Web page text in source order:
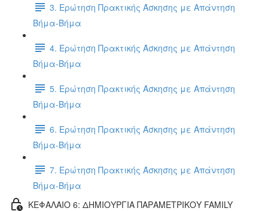
3. Ερώτηση Πρακτικής Άσκησης με Απάντηση
Βήμα-Βήμα
4. Ερώτηση Πρακτικής Άσκησης με Απάντηση
Βήμα-Βήμα
5. Ερώτηση Πρακτικής Άσκησης με Απάντηση
Βήμα-Βήμα
6. Ερώτηση Πρακτικής Άσκησης με Απάντηση
Βήμα-Βήμα
7. Ερώτηση Πρακτικής Άσκησης με Απάντηση
Βήμα-Βήμα
ΚΕΦΑΛΑΙΟ 6: ΔΗΜΙΟΥΡΓΙΑ ΠΑΡΑΜΕΤΡΙΚΟΥ FAMILY